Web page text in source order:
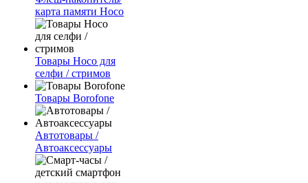
карта памяти Hoco
Товары Hoco для
селфи / стримов
Товары Borofone
Автотовары /
Автоаксессуары